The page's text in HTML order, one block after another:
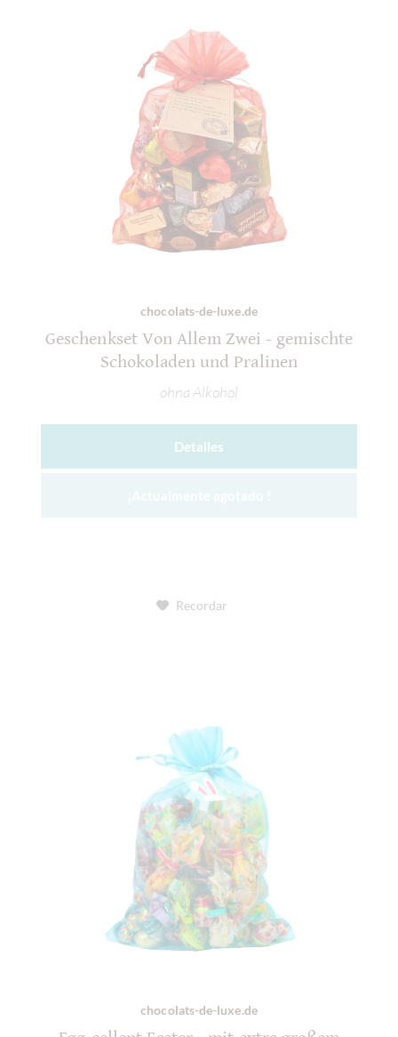
chocolats-de-luxe.de
Geschenkset Von Allem Zwei - gemischte
Schokoladen und Pralinen
ohna Alkohol
Detalles
Recordar
chocolats-de-luxe.de